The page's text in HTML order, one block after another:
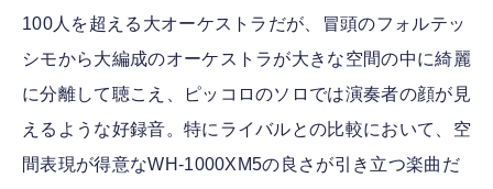
100人を超える大オーケストラだが、冒頭のフォルテッ
シモから大編成のオーケストラが大きな空間の中に綺麗
に分離して聴こえ、ピッコロのソロでは演奏者の顔が見
えるような好録音。特にライバルとの比較において、空
間表現が得意なWH-1000XM5の良さが引き立つ楽曲だ